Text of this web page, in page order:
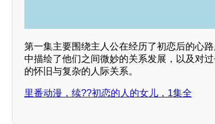
第一集主要围绕主人公在经历了初恋后的心
中描绘了他们之间微妙的关系发展，以及对
的怀旧与复杂的人际关系。
里番动漫，续??初恋的人的女儿，1集全